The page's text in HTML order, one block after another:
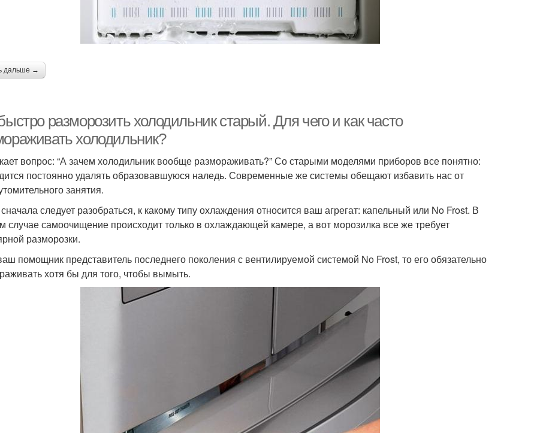
дальше →
разморозить холодильник старый. Для чего и как часто
холодильник?
вопрос: “А зачем холодильник вообще размораживать?” Со старыми моделями приборов все понятно:
постоянно удалять образовавшуюся наледь. Современные же системы обещают избавить нас от
занятия.
следует разобраться, к какому типу охлаждения относится ваш агрегат: капельный или No Frost. В
случае самоочищение происходит только в охлаждающей камере, а вот морозилка все же требует
разморозки.
помощник представитель последнего поколения с вентилируемой системой No Frost, то его обязательно
хотя бы для того, чтобы вымыть.